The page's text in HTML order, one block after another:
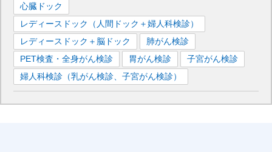
心臓ドック
レディースドック（人間ドック＋婦人科検診）
レディースドック＋脳ドック
肺がん検診
PET検査・全身がん検診
胃がん検診
子宮がん検診
婦人科検診（乳がん検診、子宮がん検診）